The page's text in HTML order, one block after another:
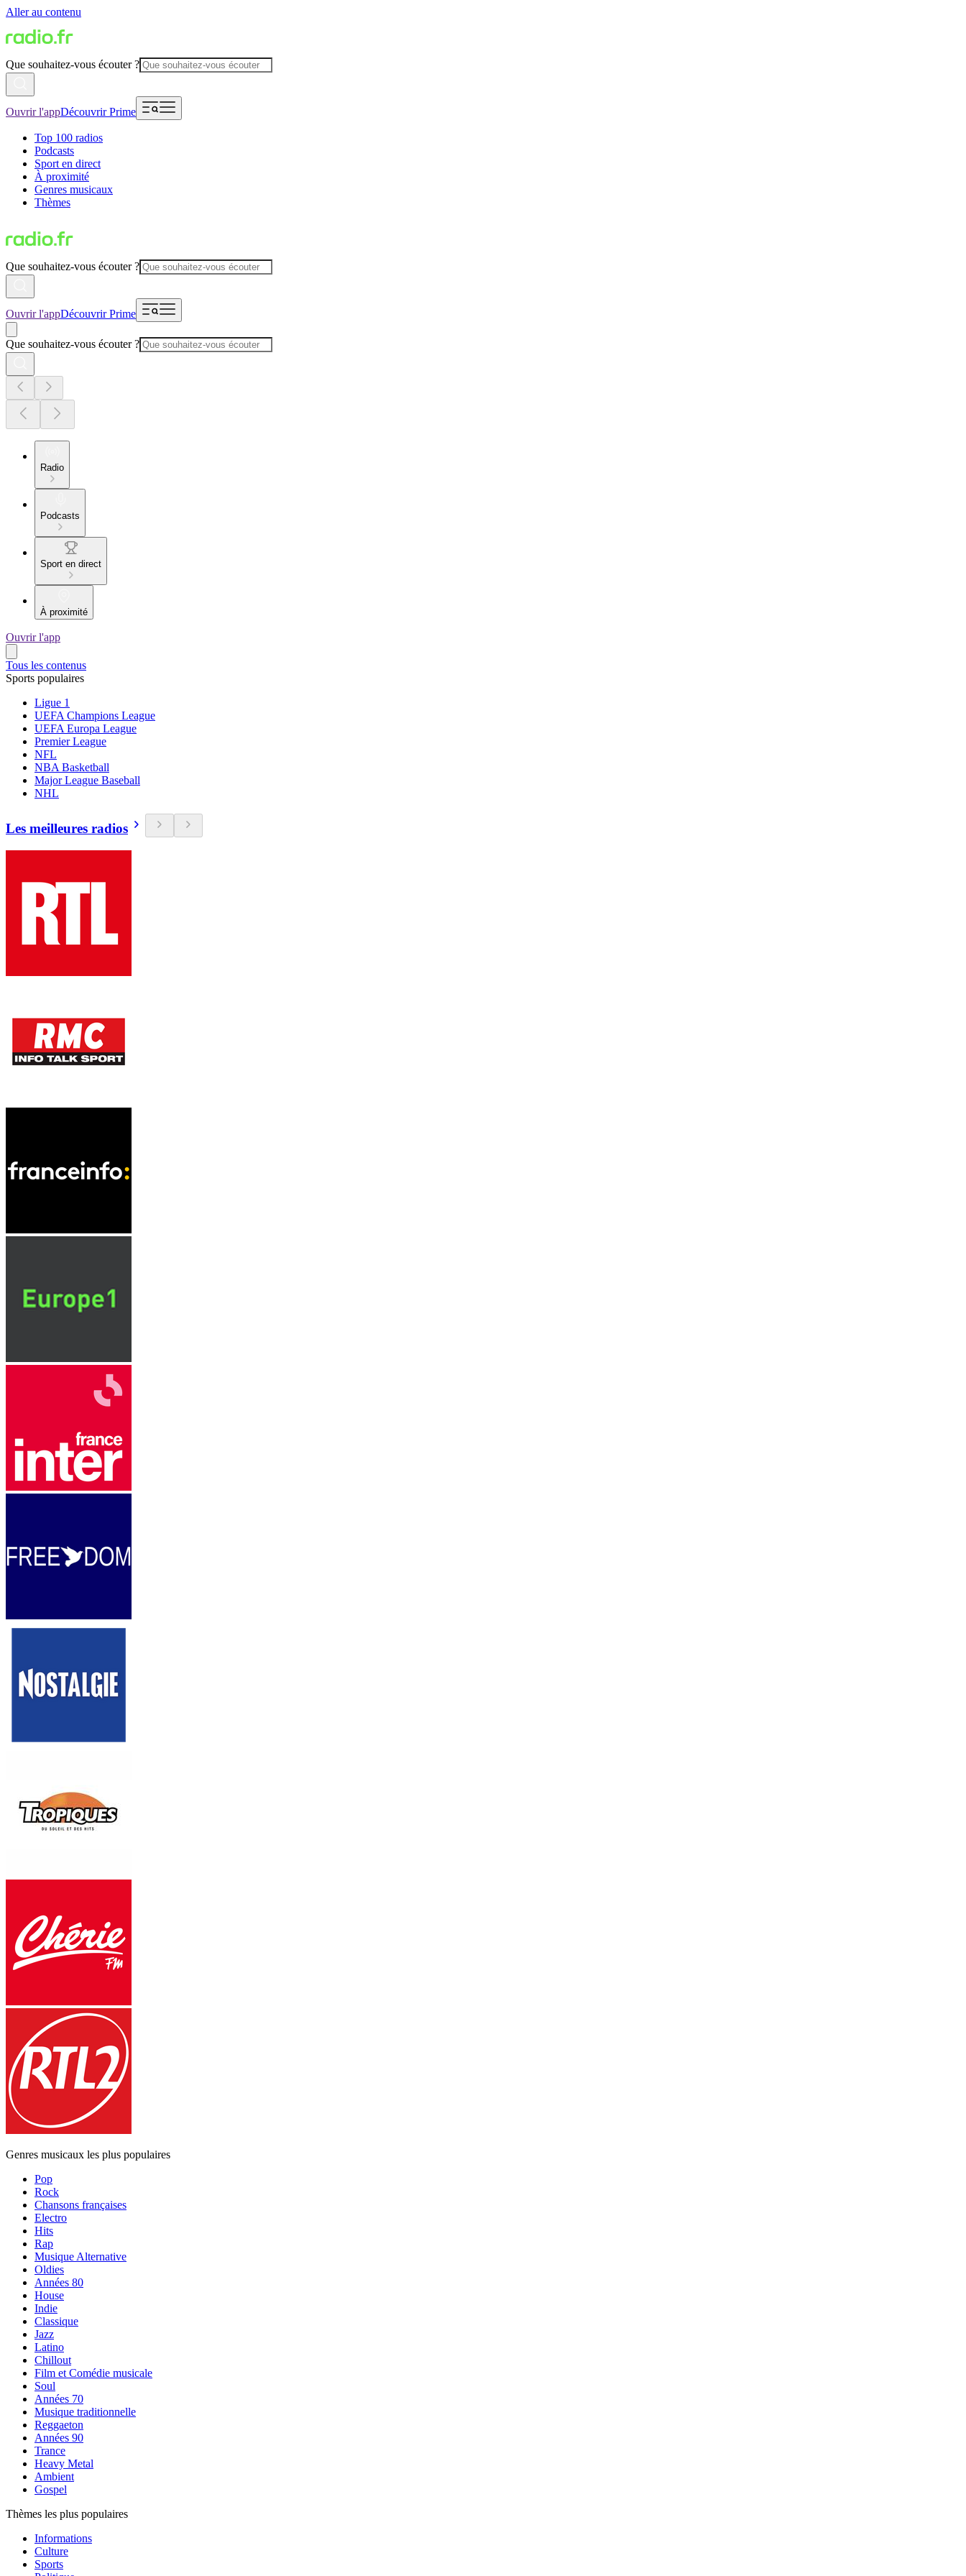
Aller au contenu
Que souhaitez-vous écouter ?
Ouvrir l'appDécouvrir Prime
Top 100 radios
Podcasts
Sport en direct
À proximité
Genres musicaux
Thèmes
Que souhaitez-vous écouter ?
Ouvrir l'appDécouvrir Prime
Que souhaitez-vous écouter ?
Radio
Podcasts
Sport en direct
À proximité
Ouvrir l'app
Tous les contenus
Sports populaires
Ligue 1
UEFA Champions League
UEFA Europa League
Premier League
NFL
NBA Basketball
Major League Baseball
NHL
Les meilleures radios
Genres musicaux les plus populaires
Pop
Rock
Chansons françaises
Electro
Hits
Rap
Musique Alternative
Oldies
Années 80
House
Indie
Classique
Jazz
Latino
Chillout
Film et Comédie musicale
Soul
Années 70
Musique traditionnelle
Reggaeton
Années 90
Trance
Heavy Metal
Ambient
Gospel
Thèmes les plus populaires
Informations
Culture
Sports